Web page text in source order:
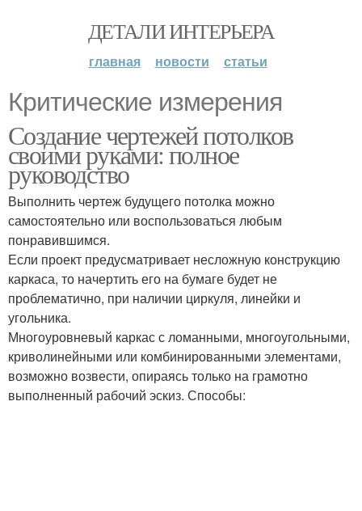
ДЕТАЛИ ИНТЕРЬЕРА
главная новости статьи
Критические измерения
Создание чертежей потолков
своими руками: полное
руководство
Выполнить чертеж будущего потолка можно
самостоятельно или воспользоваться любым
понравившимся.
Если проект предусматривает несложную конструкцию
каркаса, то начертить его на бумаге будет не
проблематично, при наличии циркуля, линейки и
угольника.
Многоуровневый каркас с ломанными, многоугольными,
криволинейными или комбинированными элементами,
возможно возвести, опираясь только на грамотно
выполненный рабочий эскиз. Способы: